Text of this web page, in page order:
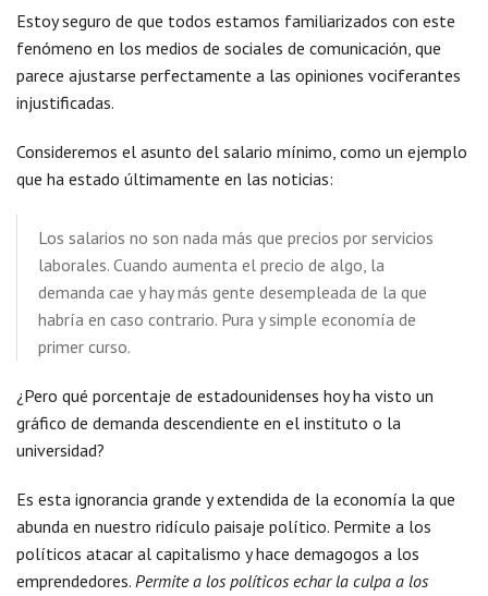
Estoy seguro de que todos estamos familiarizados con este
fenómeno en los medios de sociales de comunicación, que
parece ajustarse perfectamente a las opiniones vociferantes
injustificadas.
Consideremos el asunto del salario mínimo, como un ejemplo
que ha estado últimamente en las noticias:
Los salarios no son nada más que precios por servicios
laborales. Cuando aumenta el precio de algo, la
demanda cae y hay más gente desempleada de la que
habría en caso contrario. Pura y simple economía de
primer curso.
¿Pero qué porcentaje de estadounidenses hoy ha visto un
gráfico de demanda descendiente en el instituto o la
universidad?
Es esta ignorancia grande y extendida de la economía la que
abunda en nuestro ridículo paisaje político. Permite a los
políticos atacar al capitalismo y hace demagogos a los
emprendedores. Permite a los políticos echar la culpa a los